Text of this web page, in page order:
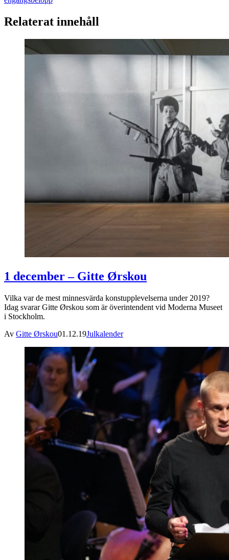
Relaterat innehåll
1 december – Gitte Ørskou
Vilka var de mest minnesvärda konstupplevelserna under 2019?
Idag svarar Gitte Ørskou som är överintendent vid Moderna Museet
i Stockholm.
Av Gitte Ørskou01.12.19Julkalender